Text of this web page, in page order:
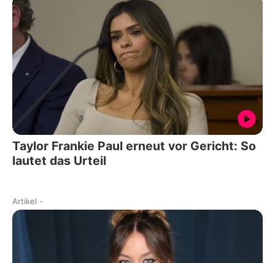
Taylor Frankie Paul erneut vor Gericht: So
lautet das Urteil
Artikel -